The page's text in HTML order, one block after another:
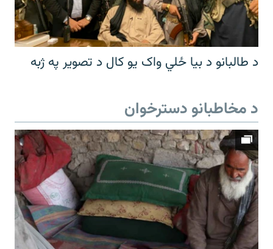
د طالبانو د بیا ځلي واک یو کال د تصویر په ژبه
د مخاطبانو دسترخوان